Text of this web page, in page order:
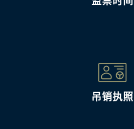
吊销执照